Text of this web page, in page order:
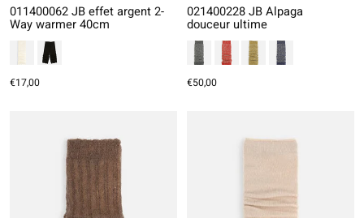
011400062 JB effet argent 2-
Way warmer 40cm
€17,00
021400228 JB Alpaga
douceur ultime
€50,00